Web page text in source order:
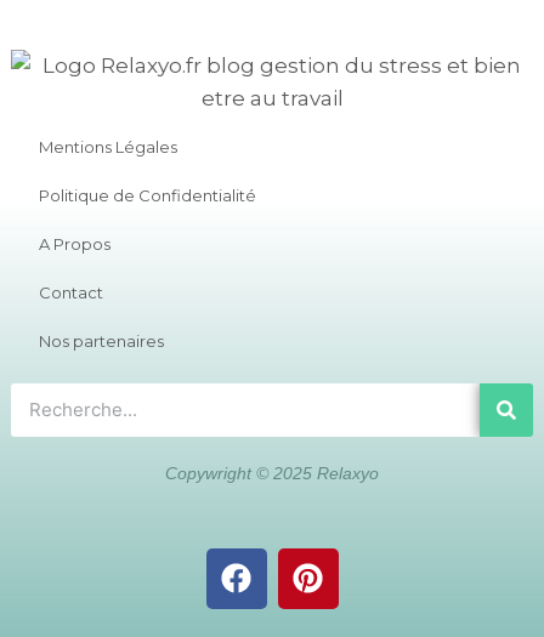
Mentions Légales
Politique de Confidentialité
A Propos
Contact
Nos partenaires
Copywright © 2025 Relaxyo